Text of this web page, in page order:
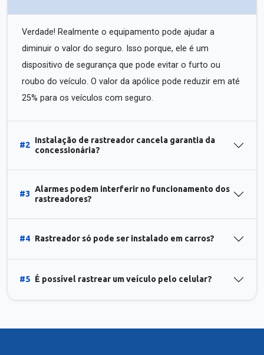
Verdade! Realmente o equipamento pode ajudar a
diminuir o valor do seguro. Isso porque, ele é um
dispositivo de segurança que pode evitar o furto ou
roubo do veículo. O valor da apólice pode reduzir em até
25% para os veículos com seguro.
#2
Instalação de rastreador cancela garantia da
concessionária?
#3
Alarmes podem interferir no funcionamento dos
rastreadores?
#4 Rastreador só pode ser instalado em carros?
#5 É possível rastrear um veículo pelo celular?